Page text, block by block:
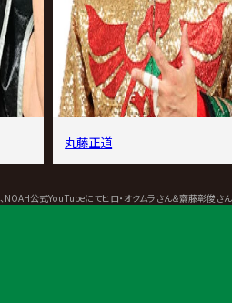
丸藤正道
公式YouTubeにてヒロ・オクムラさん＆齋藤彰俊